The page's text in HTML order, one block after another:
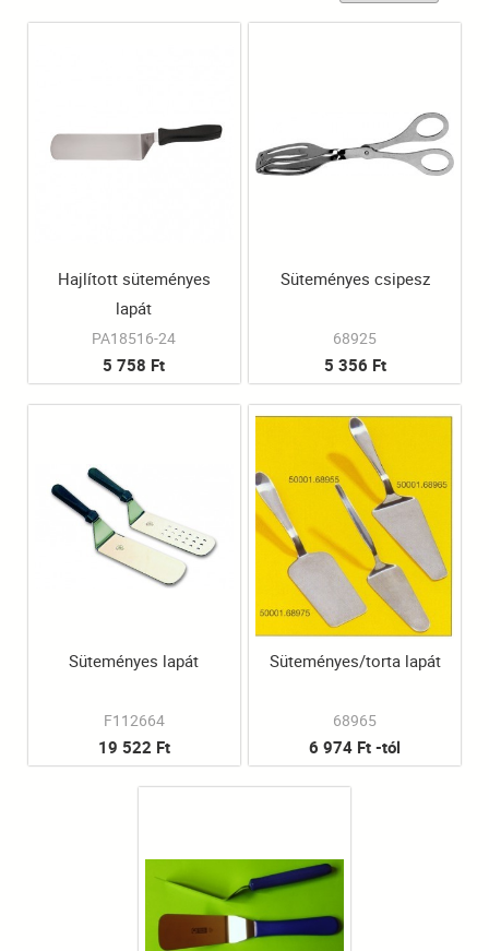
Hajlított süteményes
lapát
PA18516-24
5 758 Ft
Süteményes csipesz
68925
5 356 Ft
Süteményes lapát
F112664
19 522 Ft
Süteményes/torta lapát
68965
6 974 Ft -tól